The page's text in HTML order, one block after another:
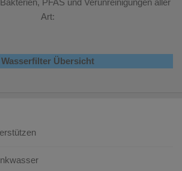
Art:
Wasserfilter Übersicht